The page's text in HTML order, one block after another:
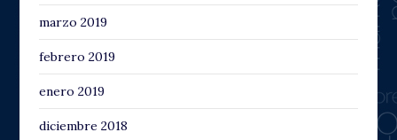
marzo 2019
febrero 2019
enero 2019
diciembre 2018